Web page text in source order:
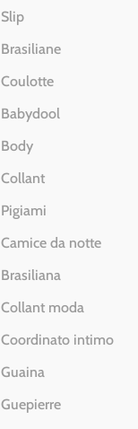
Slip
Brasiliane
Coulotte
Babydool
Body
Collant
Pigiami
Camice da notte
Brasiliana
Collant moda
Coordinato intimo
Guaina
Guepierre